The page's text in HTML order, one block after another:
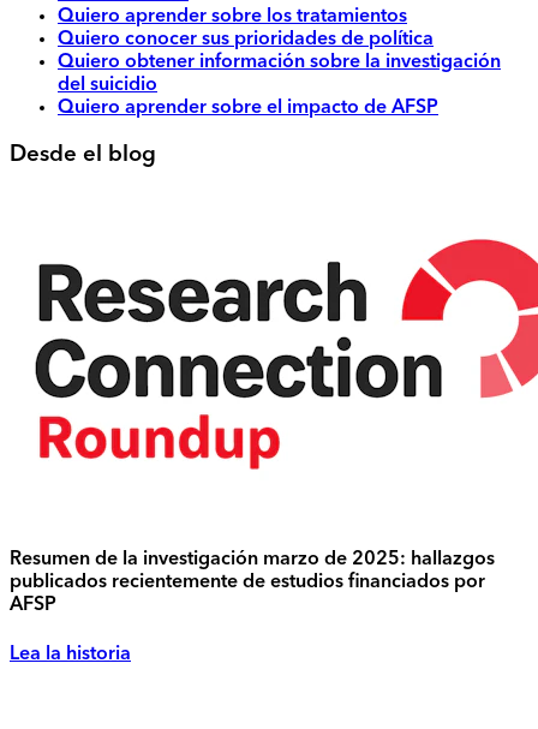
Quiero aprender sobre los tratamientos
Quiero conocer sus prioridades de política
Quiero obtener información sobre la investigación
del suicidio
Quiero aprender sobre el impacto de AFSP
Desde el blog
Resumen de la investigación marzo de 2025: hallazgos
publicados recientemente de estudios financiados por
AFSP
Lea la historia